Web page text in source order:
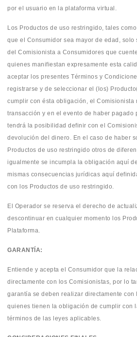
por el usuario en la plataforma virtual.
Los Productos de uso restringido, tales
que el Consumidor sea mayor de edad, solo
del Comisionista a Consumidores que
quienes manifiestan expresamente esta
aceptar los presentes Términos y
registrarse y de seleccionar el (los)
cumplir con ésta obligación, el Comisionista
transacción y en el evento de haber pagado
tendrá la posibilidad definir con el
devolución del dinero. En el caso de haber
Productos de uso restringido otros de
igualmente se incumpla la obligación aquí
mismas consecuencias jurídicas aquí
con los Productos de uso restringido.
El Operador se reserva el derecho de
descontinuar en cualquier momento los
Plataforma.
GARANTÍA:
Entiende y acepta el Consumidor que la
directamente con los Comisionistas, por lo
garantía se deben realizar directamente con
quienes tienen la obligación de cumplir con
términos de las leyes aplicables.